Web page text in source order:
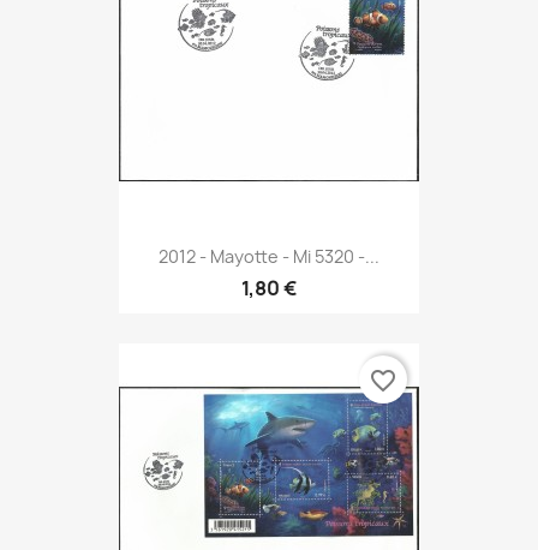
2012 - Mayotte - Mi 5320 -...
1,80 €
favorite_border